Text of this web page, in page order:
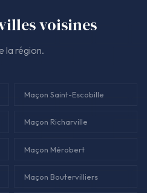
voisines
la région.
Maçon Saint-Escobille
Maçon Richarville
Maçon Mérobert
Maçon Boutervilliers